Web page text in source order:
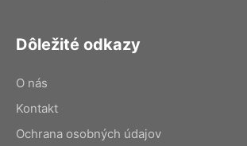
Dôležité odkazy
O nás
Kontakt
Ochrana osobných údajov